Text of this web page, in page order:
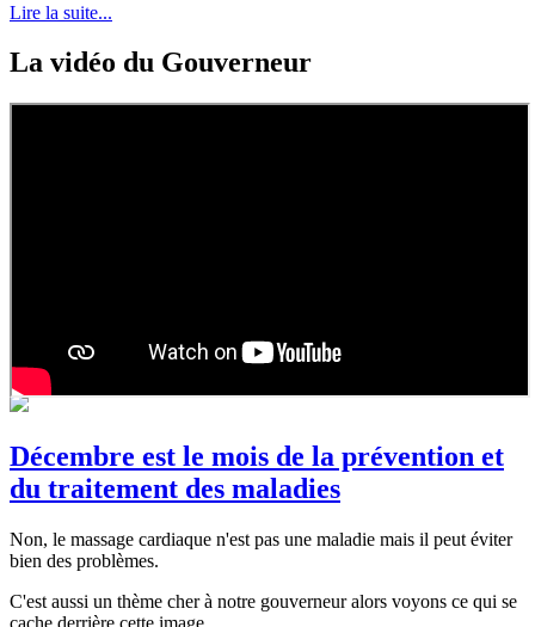
Lire la suite...
La vidéo du Gouverneur
Décembre est le mois de la prévention et
du traitement des maladies
Non, le massage cardiaque n'est pas une maladie mais il peut éviter
bien des problèmes.
C'est aussi un thème cher à notre gouverneur alors voyons ce qui se